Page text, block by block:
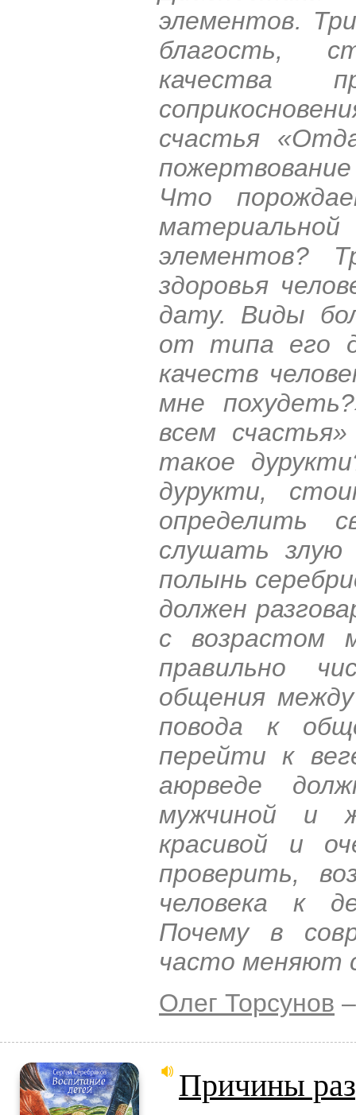
элементов.
благость,
качества
счастья
Что
элементов?
здоровья
дату. Виды
от типа его
качеств
мне
всем
такое
дурукти,
определить
слушать злую
полынь
должен
с возрастом
правильно
общения
повода к
перейти к
аюрведе
мужчиной и
красивой и
проверить,
человека к
Почему в
часто меняют
Олег Торсунов
Причины